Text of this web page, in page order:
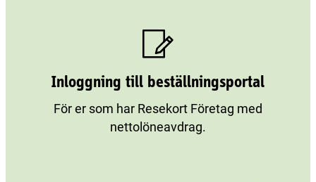
Inloggning till beställningsportal
För er som har Resekort Företag med
nettolöneavdrag.